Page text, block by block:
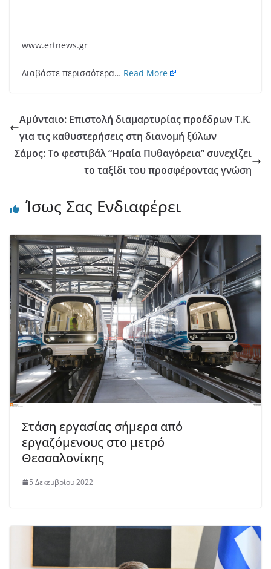
www.ertnews.gr
Διαβάστε περισσότερα… Read More
Αμύνταιο: Επιστολή διαμαρτυρίας προέδρων Τ.Κ.
για τις καθυστερήσεις στη διανομή ξύλων
Σάμος: Το φεστιβάλ “Ηραία Πυθαγόρεια” συνεχίζει
το ταξίδι του προσφέροντας γνώση
Ίσως Σας Ενδιαφέρει
Στάση εργασίας σήμερα από
εργαζόμενους στο μετρό
Θεσσαλονίκης
5 Δεκεμβρίου 2022